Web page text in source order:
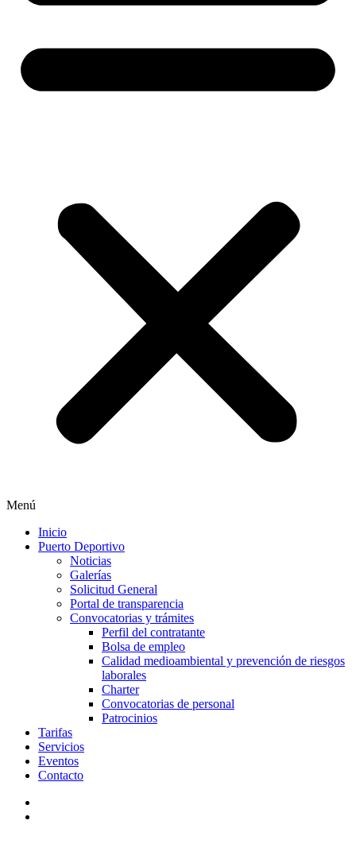
Menú
Inicio
Puerto Deportivo
Noticias
Galerías
Solicitud General
Portal de transparencia
Convocatorias y trámites
Perfil del contratante
Bolsa de empleo
Calidad medioambiental y prevención de riesgos
laborales
Charter
Convocatorias de personal
Patrocinios
Tarifas
Servicios
Eventos
Contacto